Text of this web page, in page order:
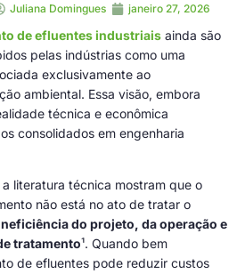
Juliana Domingues janeiro 27, 2026
de efluentes industriais ainda são
pelas indústrias como uma
exclusivamente ao
ambiental. Essa visão, embora
técnica e econômica
consolidados em engenharia
literatura técnica mostram que o
não está no ato de tratar o
do projeto, da operação e
tratamento¹. Quando bem
de efluentes pode reduzir custos